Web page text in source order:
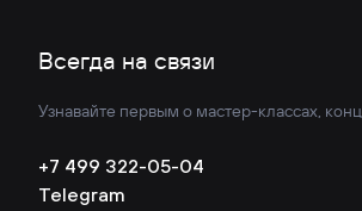
Всегда на связи
Узнавайте первым о мастер-классах,
+7 499 322-05-04
Telegram